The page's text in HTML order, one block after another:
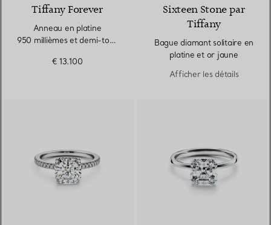
Tiffany Forever
Anneau en platine
950 millièmes et demi-tour
€ 13.100
Sixteen Stone par
Tiffany
Bague diamant solitaire en
platine et or jaune
Afficher les détails